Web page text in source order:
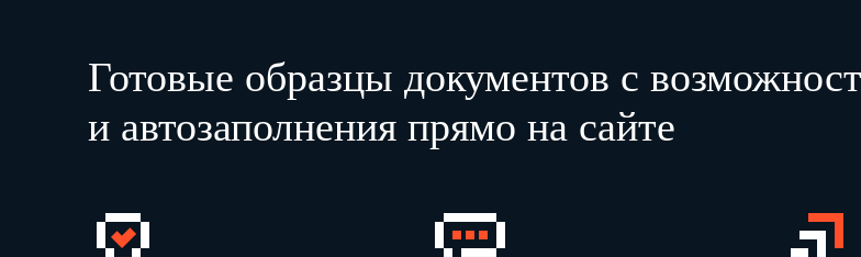
Готовые образцы документов с
и автозаполнения прямо на сайте